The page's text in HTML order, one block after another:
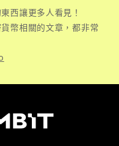
西讓更多人看見！
幣相關的文章，都非常